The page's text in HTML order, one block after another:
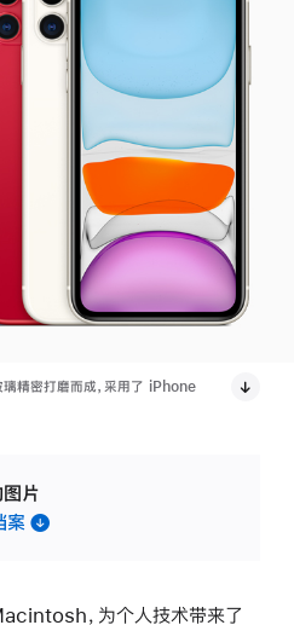
精密打磨而成，采用了 iPhone
片
案
，为个人技术带来了